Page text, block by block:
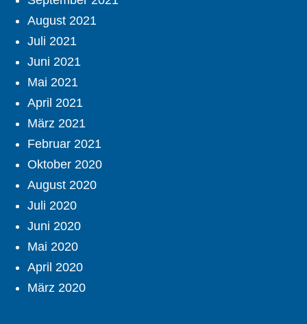
August 2021
Juli 2021
Juni 2021
Mai 2021
April 2021
März 2021
Februar 2021
Oktober 2020
August 2020
Juli 2020
Juni 2020
Mai 2020
April 2020
März 2020